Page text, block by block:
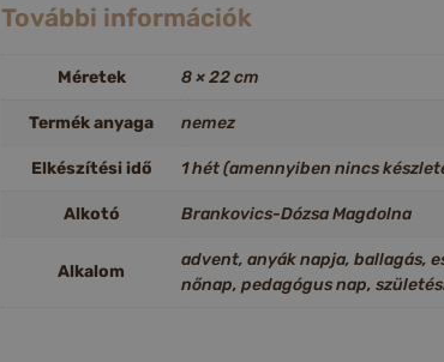
További információk
Méretek 8 × 22 cm
Termék anyaga nemez
Elkészítési idő 1 hét (amennyiben nincs
Alkotó Brankovics-Dózsa Magdolna
Alkalom
advent, anyák napja, ballagás,
nőnap, pedagógus nap,